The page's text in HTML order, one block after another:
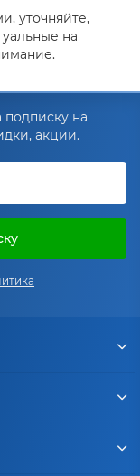
уточняйте,
на
на
акции.